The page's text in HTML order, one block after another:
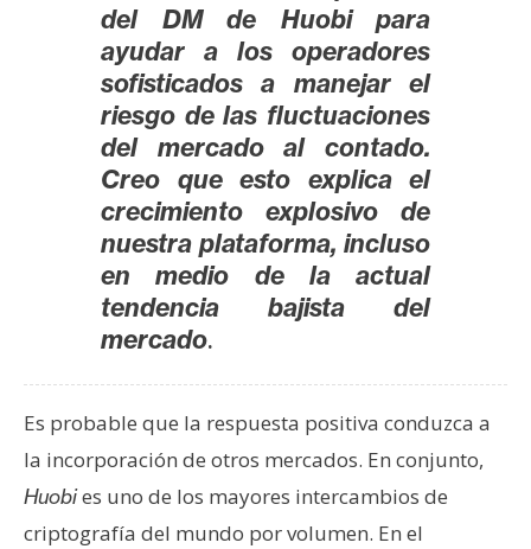
del DM de Huobi para
ayudar a los operadores
sofisticados a manejar el
riesgo de las fluctuaciones
del mercado al contado.
Creo que esto explica el
crecimiento explosivo de
nuestra plataforma, incluso
en medio de la actual
tendencia bajista del
mercado.
Es probable que la respuesta positiva conduzca a
la incorporación de otros mercados. En conjunto,
Huobies uno de los mayores intercambios de
criptografía del mundo por volumen. En el